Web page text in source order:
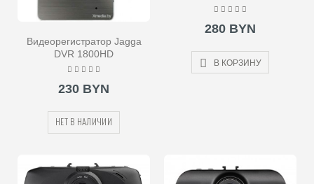
Видеорегистратор Jagga
DVR 1800HD
230 BYN
НЕТ В НАЛИЧИИ
280 BYN
В КОРЗИНУ